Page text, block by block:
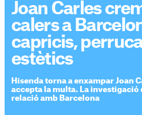
Joan Carles
calers a
capricis,
estètics
Hisenda torna a enxampar Joan
accepta la multa. La investigació
relació amb Barcelona